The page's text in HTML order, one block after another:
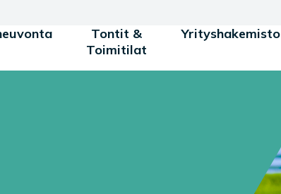
Tontit &
Toimitilat
Yrityshakemisto